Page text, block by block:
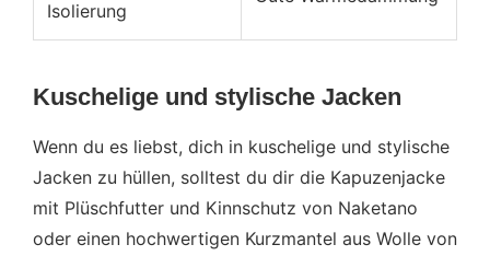
Isolierung
Kuschelige und stylische Jacken
Wenn du es liebst, dich in kuschelige und stylische
Jacken zu hüllen, solltest du dir die Kapuzenjacke
mit Plüschfutter und Kinnschutz von Naketano
oder einen hochwertigen Kurzmantel aus Wolle von